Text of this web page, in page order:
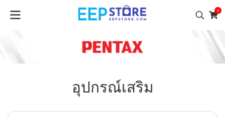
0
อุปกรณ์เสริม